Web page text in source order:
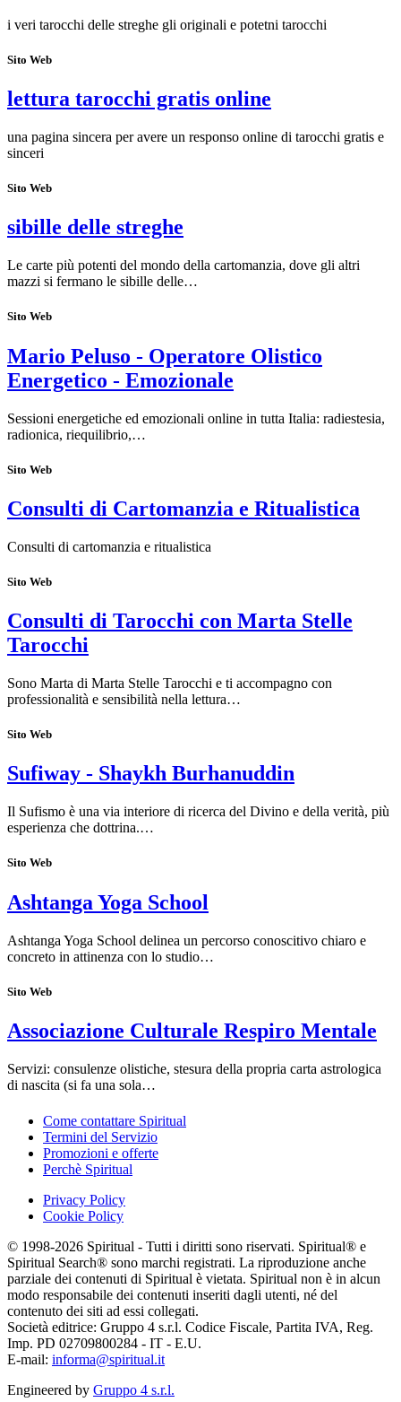
i veri tarocchi delle streghe gli originali e potetni tarocchi
Sito Web
lettura tarocchi gratis online
una pagina sincera per avere un responso online di tarocchi gratis e
sinceri
Sito Web
sibille delle streghe
Le carte più potenti del mondo della cartomanzia, dove gli altri
mazzi si fermano le sibille delle…
Sito Web
Mario Peluso - Operatore Olistico
Energetico - Emozionale
Sessioni energetiche ed emozionali online in tutta Italia: radiestesia,
radionica, riequilibrio,…
Sito Web
Consulti di Cartomanzia e Ritualistica
Consulti di cartomanzia e ritualistica
Sito Web
Consulti di Tarocchi con Marta Stelle
Tarocchi
Sono Marta di Marta Stelle Tarocchi e ti accompagno con
professionalità e sensibilità nella lettura…
Sito Web
Sufiway - Shaykh Burhanuddin
Il Sufismo è una via interiore di ricerca del Divino e della verità, più
esperienza che dottrina.…
Sito Web
Ashtanga Yoga School
Ashtanga Yoga School delinea un percorso conoscitivo chiaro e
concreto in attinenza con lo studio…
Sito Web
Associazione Culturale Respiro Mentale
Servizi: consulenze olistiche, stesura della propria carta astrologica
di nascita (si fa una sola…
Come contattare Spiritual
Termini del Servizio
Promozioni e offerte
Perchè Spiritual
Privacy Policy
Cookie Policy
© 1998-2026 Spiritual - Tutti i diritti sono riservati. Spiritual® e
Spiritual Search® sono marchi registrati. La riproduzione anche
parziale dei contenuti di Spiritual è vietata. Spiritual non è in alcun
modo responsabile dei contenuti inseriti dagli utenti, né del
contenuto dei siti ad essi collegati.
Società editrice: Gruppo 4 s.r.l. Codice Fiscale, Partita IVA, Reg.
Imp. PD 02709800284 - IT - E.U.
E-mail: informa@spiritual.it
Engineered by Gruppo 4 s.r.l.